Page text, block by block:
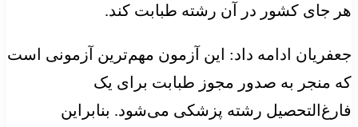
هر جای کشور در آن رشته طبابت کند.
جعفریان ادامه داد: این آزمون مهم‌ترین آزمونی است
که منجر به صدور مجوز طبابت برای یک
فارغ‌التحصیل رشته پزشکی می‌شود. بنابراین